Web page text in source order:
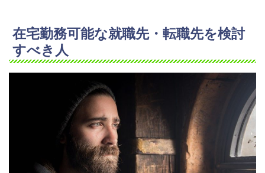
在宅勤務可能な就職先・転職先を検討
すべき人